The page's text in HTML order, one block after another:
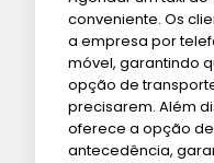
conveniente. Os
a empresa por
móvel, garantindo
opção de
precisarem. Além
oferece a opção
antecedência,